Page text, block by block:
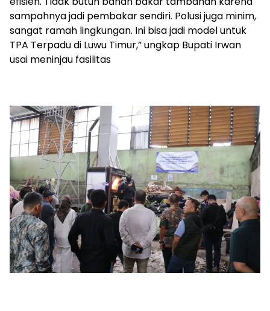
sampahnya jadi pembakar sendiri. Polusi juga minim,
sangat ramah lingkungan. Ini bisa jadi model untuk
TPA Terpadu di Luwu Timur,” ungkap Bupati Irwan
usai meninjau fasilitas